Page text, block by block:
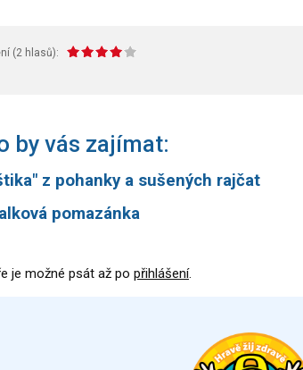
(2 hlasů):
by vás zajímat:
z pohanky a sušených rajčat
pomazánka
je možné psát až po přihlášení.